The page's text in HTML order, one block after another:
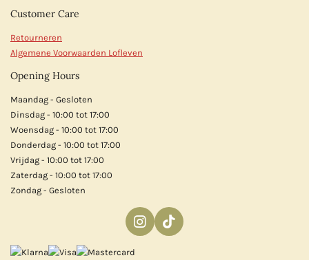
Customer Care
Retourneren
Algemene Voorwaarden Lofleven
Opening Hours
Maandag - Gesloten
Dinsdag - 10:00 tot 17:00
Woensdag - 10:00 tot 17:00
Donderdag - 10:00 tot 17:00
Vrijdag - 10:00 tot 17:00
Zaterdag - 10:00 tot 17:00
Zondag - Gesloten
I
n
T
i